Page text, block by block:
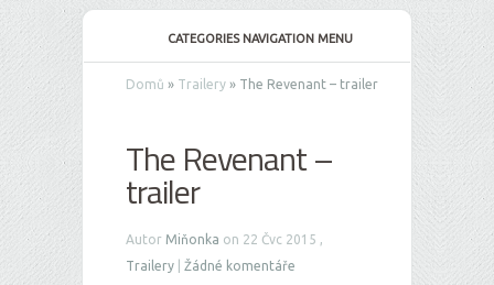
CATEGORIES NAVIGATION MENU
Domů » Trailery » The Revenant – trailer
The Revenant –
trailer
Autor Miňonka on 22 Čvc 2015 ,
Trailery
Žádné komentáře